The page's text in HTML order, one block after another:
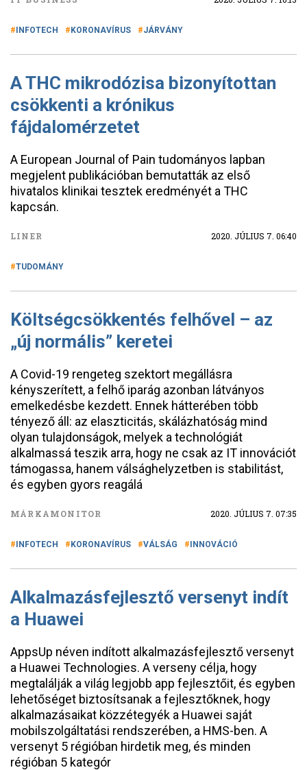
INFOTECH KORONAVÍRUS JÁRVÁNY
A THC mikrodózisa bizonyítottan
csökkenti a krónikus
fájdalomérzetet
A European Journal of Pain tudományos lapban
megjelent publikációban bemutatták az első
hivatalos klinikai tesztek eredményét a THC
kapcsán.
LINER 2020. JÚLIUS 7. 06:40
TUDOMÁNY
Költségcsökkentés felhővel – az
„új normális” keretei
A Covid-19 rengeteg szektort megállásra
kényszerített, a felhő iparág azonban látványos
emelkedésbe kezdett. Ennek hátterében több
tényező áll: az elaszticitás, skálázhatóság mind
olyan tulajdonságok, melyek a technológiát
alkalmassá teszik arra, hogy ne csak az IT innovációt
támogassa, hanem válsághelyzetben is stabilitást,
és egyben gyors reagálá
MÁRKAMONITOR 2020. JÚLIUS 7. 07:35
INFOTECH KORONAVÍRUS VÁLSÁG INNOVÁCIÓ
Alkalmazásfejlesztő versenyt indít
a Huawei
AppsUp néven indított alkalmazásfejlesztő versenyt
a Huawei Technologies. A verseny célja, hogy
megtalálják a világ legjobb app fejlesztőit, és egyben
lehetőséget biztosítsanak a fejlesztőknek, hogy
alkalmazásaikat közzétegyék a Huawei saját
mobilszolgáltatási rendszerében, a HMS-ben. A
versenyt 5 régióban hirdetik meg, és minden
régióban 5 kategór